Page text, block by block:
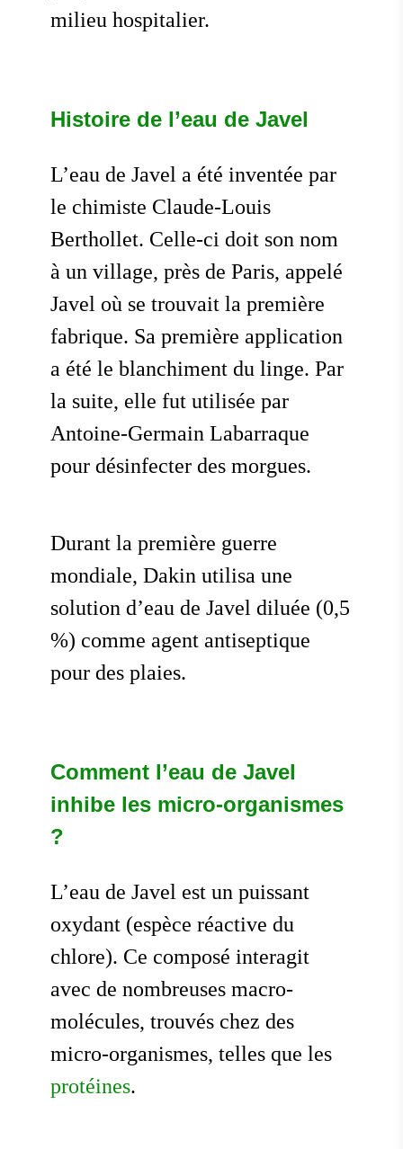
milieu hospitalier.
Histoire de l’eau de Javel
L’eau de Javel a été inventée par
le chimiste Claude-Louis
Berthollet. Celle-ci doit son nom
à un village, près de Paris, appelé
Javel où se trouvait la première
fabrique. Sa première application
a été le blanchiment du linge. Par
la suite, elle fut utilisée par
Antoine-Germain Labarraque
pour désinfecter des morgues.
Durant la première guerre
mondiale, Dakin utilisa une
solution d’eau de Javel diluée (0,5
%) comme agent antiseptique
pour des plaies.
Comment l’eau de Javel
inhibe les micro-organismes
?
L’eau de Javel est un puissant
oxydant (espèce réactive du
chlore). Ce composé interagit
avec de nombreuses macro-
molécules, trouvés chez des
micro-organismes, telles que les
protéines.